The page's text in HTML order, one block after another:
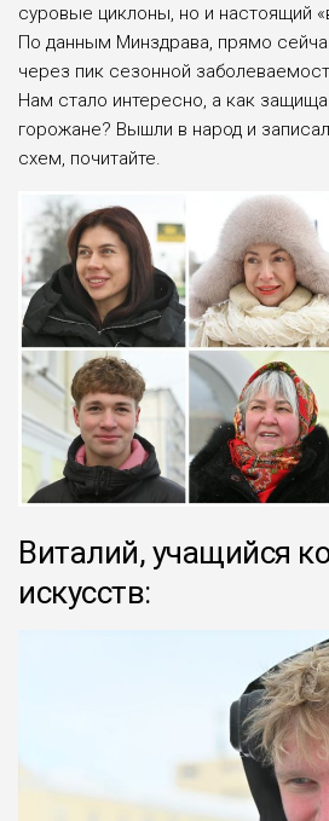
суровые циклоны, но и настоящий
По данным Минздрава, прямо
через пик сезонной
Нам стало интересно, а как
горожане? Вышли в народ и
схем, почитайте.
Виталий, учащийся
искусств: